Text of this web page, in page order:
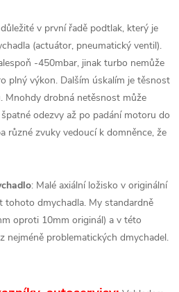
v první řadě podtlak, který je
(actuátor, pneumatický ventil).
-450mbar, jinak turbo nemůže
plný výkon. Dalším úskalím je těsnost
Mnohdy drobná netěsnost může
odezvy až po padání motoru do
různé zvuky vedoucí k domněnce, že
: Malé axiální ložisko v originální
tohoto dmychadla. My standardně
oproti 10mm originál) a v této
nejméně problematických dmychadel.